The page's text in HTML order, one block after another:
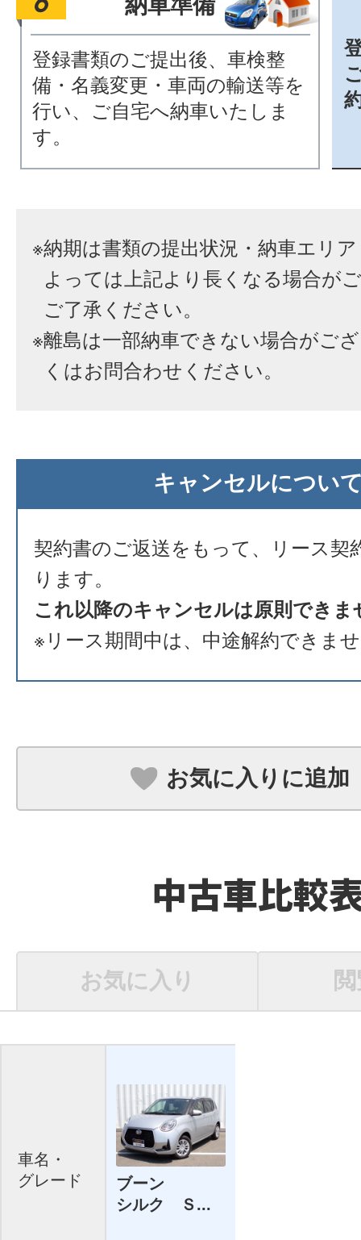
登録書類のご提出後、車検整
備・名義変更・車両の輸送等を
行い、ご自宅へ納車いたしま
す。
※納期は書類の提出状況・納車エリ
よっては上記より長くなる場合が
ご了承ください。
※離島は一部納車できない場合がご
くはお問合わせください。
キャンセルについ
契約書のご返送をもって、リース契
ります。
これ以降のキャンセルは原則できま
※リース期間中は、中途解約できま
お気に入りに追加
中古車比較
お気に入り
車名・
グレード
ブーン
シルク Ｓ...